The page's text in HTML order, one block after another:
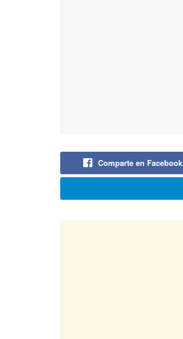
Comparte en Facebook